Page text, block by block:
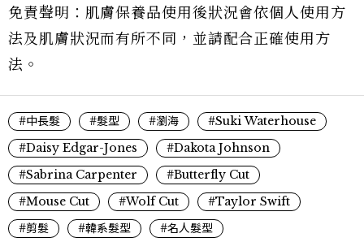
免責聲明：肌膚保養品使用後狀況會依個人使用方
法及肌膚狀況而有所不同，並請配合正確使用方
法。
#中長髮 #髮型 #瀏海
#Suki Waterhouse
#Daisy Edgar-Jones
#Dakota Johnson
#Sabrina Carpenter
#Butterfly Cut
#Mouse Cut
#Wolf Cut
#Taylor Swift
#剪髮
#韓系髮型 #名人髮型